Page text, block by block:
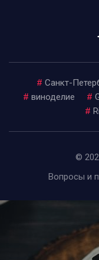
# Санкт-
# виноделие #
#
©
Вопросы и